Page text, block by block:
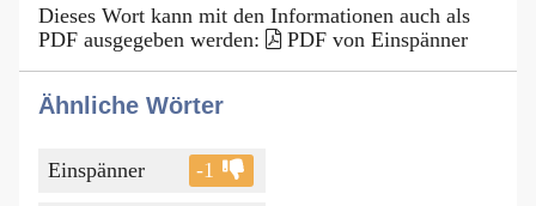
Dieses Wort kann mit den Informationen auch als
PDF ausgegeben werden:
PDF von Einspänner
Ähnliche Wörter
Einspänner -1